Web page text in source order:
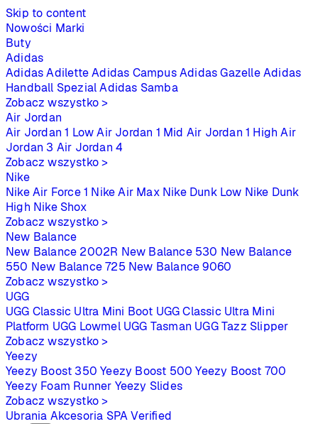
Skip to content
Nowości Marki
Buty
Adidas
Adidas Adilette Adidas Campus Adidas Gazelle Adidas
Handball Spezial Adidas Samba
Zobacz wszystko >
Air Jordan
Air Jordan 1 Low Air Jordan 1 Mid Air Jordan 1 High Air
Jordan 3 Air Jordan 4
Zobacz wszystko >
Nike
Nike Air Force 1 Nike Air Max Nike Dunk Low Nike Dunk
High Nike Shox
Zobacz wszystko >
New Balance
New Balance 2002R New Balance 530 New Balance
550 New Balance 725 New Balance 9060
Zobacz wszystko >
UGG
UGG Classic Ultra Mini Boot UGG Classic Ultra Mini
Platform UGG Lowmel UGG Tasman UGG Tazz Slipper
Zobacz wszystko >
Yeezy
Yeezy Boost 350 Yeezy Boost 500 Yeezy Boost 700
Yeezy Foam Runner Yeezy Slides
Zobacz wszystko >
Ubrania Akcesoria SPAVerified